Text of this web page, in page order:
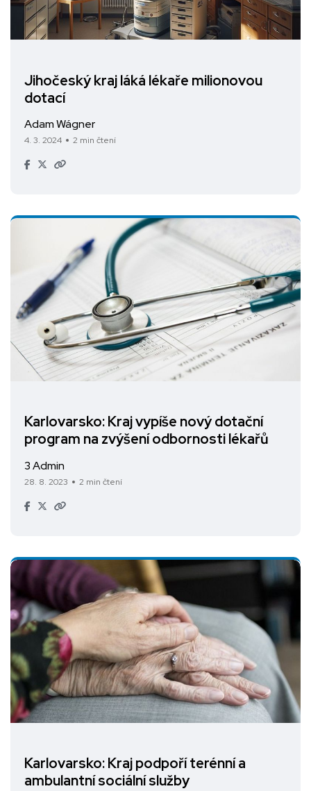
Jihočeský kraj láká lékaře milionovou
dotací
Adam Wágner
4. 3. 2024 2 min čtení
Karlovarsko: Kraj vypíše nový dotační
program na zvýšení odbornosti lékařů
3 Admin
28. 8. 2023 2 min čtení
Karlovarsko: Kraj podpoří terénní a
ambulantní sociální služby